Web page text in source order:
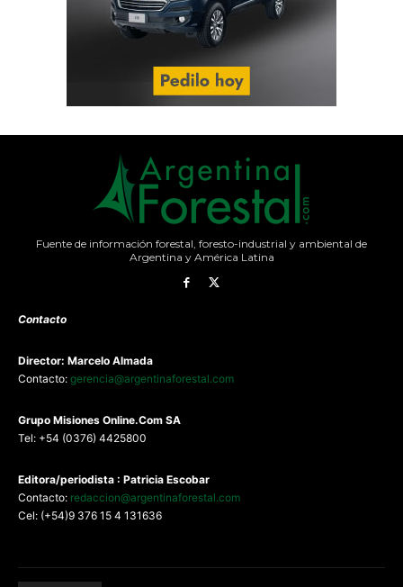
Fuente de información forestal, foresto-industrial y ambiental de
Argentina y América Latina
Contacto
Director: Marcelo Almada
Contacto: gerencia@argentinaforestal.com
Grupo Misiones Online.Com SA
Tel: +54 (0376) 4425800
Editora/periodista : Patricia Escobar
Contacto: redaccion@argentinaforestal.com
Cel: (+54)9 376 15 4 131636